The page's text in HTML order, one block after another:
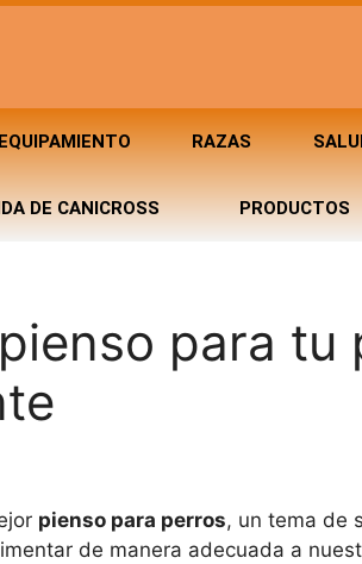
EQUIPAMIENTO RAZAS
DE CANICROSS PRODUCTOS
para tu
pienso para perros, un tema de
de manera adecuada a